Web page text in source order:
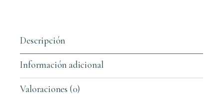
Descripción
Información adicional
Valoraciones (0)